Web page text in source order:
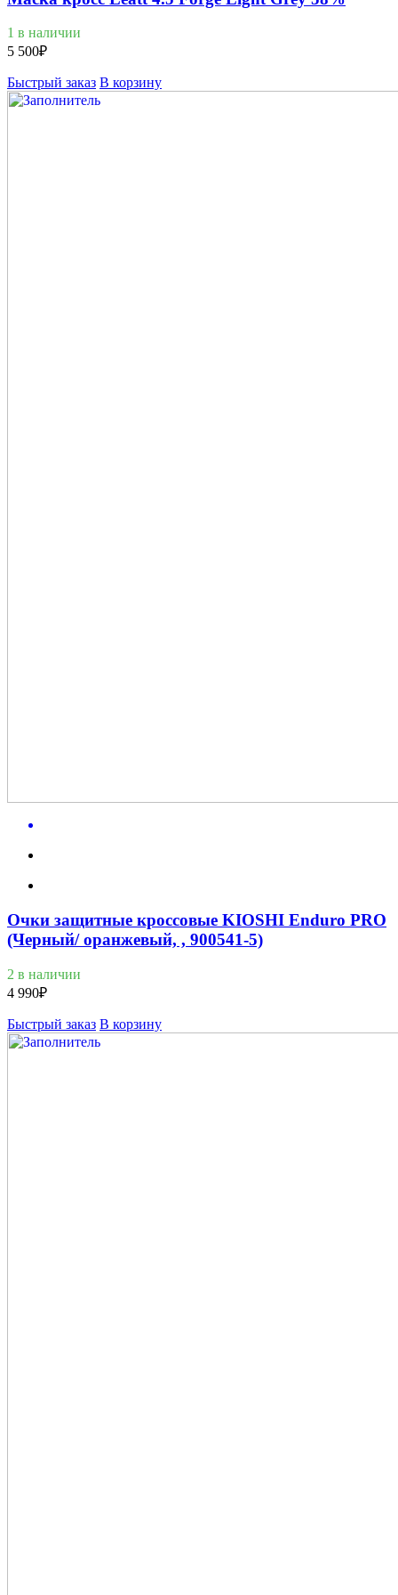
1 в наличии
5 500₽
Быстрый заказ В корзину
Очки защитные кроссовые KIOSHI Enduro PRO
(Черный/ оранжевый, , 900541-5)
2 в наличии
4 990₽
Быстрый заказ В корзину